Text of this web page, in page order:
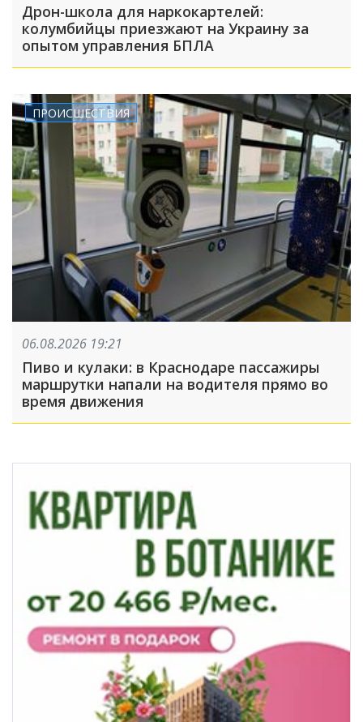
Дрон-школа для наркокартелей:
колумбийцы приезжают на Украину за
опытом управления БПЛА
ПРОИСШЕСТВИЯ
06.08.2026 19:21
Пиво и кулаки: в Краснодаре пассажиры
маршрутки напали на водителя прямо во
время движения